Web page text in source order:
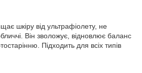
шкіру від ультрафіолету, не
Він зволожує, відновлює баланс
Підходить для всіх типів